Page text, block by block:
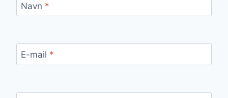
Navn *
E-mail *